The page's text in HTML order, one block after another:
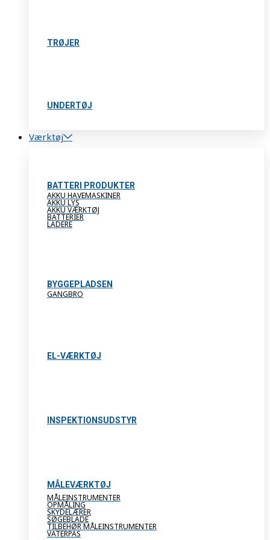
TRØJER
UNDERTØJ
Værktøj
BATTERI PRODUKTER
AKKU HAVEMASKINER
AKKU LYS
AKKU VÆRKTØJ
BATTERIER
LADERE
BYGGEPLADSEN
GANGBRO
EL-VÆRKTØJ
INSPEKTIONSUDSTYR
MÅLEVÆRKTØJ
MÅLEINSTRUMENTER
OPMÅLING
SKYDELÆRER
SØGEBLADE
TILBEHØR MÅLEINSTRUMENTER
VATERPAS